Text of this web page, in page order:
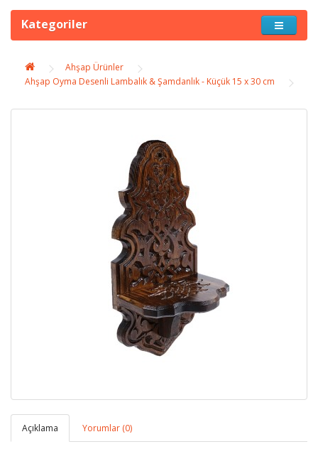
Kategoriler
Ahşap Ürünler
Ahşap Oyma Desenli Lambalık & Şamdanlık - Küçük 15 x 30 cm
Açıklama Yorumlar (0)